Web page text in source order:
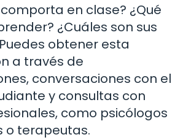
en clase? ¿Qué
¿Cuáles son sus
obtener esta
a través de
conversaciones con el
y consultas con
como psicólogos
o terapeutas.